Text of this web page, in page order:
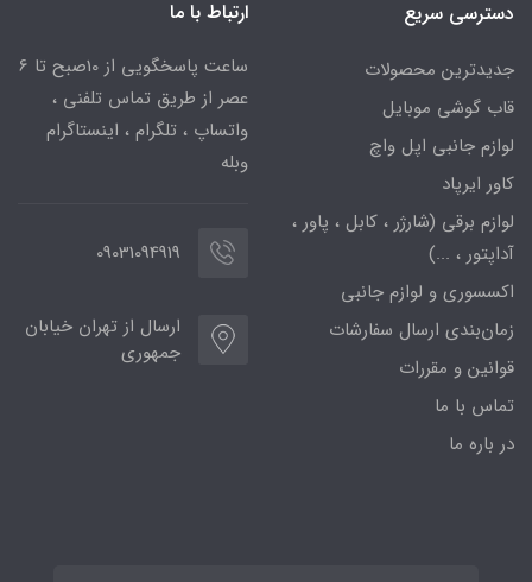
دسترسی سریع
جدیدترین محصولات
قاب گوشی موبایل
لوازم جانبی اپل واچ
کاور ایرپاد
لوازم برقی (شارژر ، کابل ، پاور ،
آداپتور ، ...)
اکسسوری و لوازم جانبی
زمان‌بندی ارسال سفارشات
قوانین و مقررات
تماس با ما
در باره ما
ارتباط با ما
ساعت پاسخگویی از 10صبح تا 6
عصر از طریق تماس تلفنی ،
واتساپ ، تلگرام ، اینستاگرام
وبله
09031094919
ارسال از تهران خیابان
جمهوری